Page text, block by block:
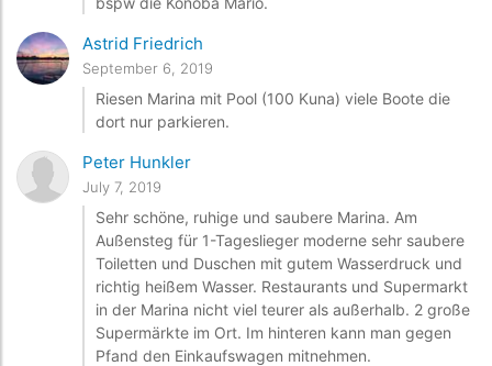
Astrid Friedrich
September 6, 2019
Riesen Marina mit Pool (100 Kuna) viele Boote die
dort nur parkieren.
Peter Hunkler
July 7, 2019
Sehr schöne, ruhige und saubere Marina. Am
Außensteg für 1-Tageslieger moderne sehr saubere
Toiletten und Duschen mit gutem Wasserdruck und
richtig heißem Wasser. Restaurants und Supermarkt
in der Marina nicht viel teurer als außerhalb. 2 große
Supermärkte im Ort. Im hinteren kann man gegen
Pfand den Einkaufswagen mitnehmen.